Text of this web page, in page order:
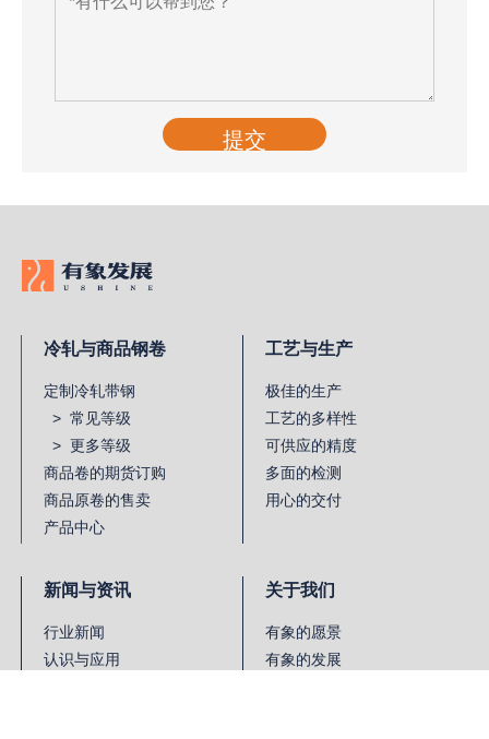
提交
冷轧与商品钢卷
定制冷轧带钢
> 常见等级
> 更多等级
商品卷的期货订购
商品原卷的售卖
产品中心
工艺与生产
极佳的生产
工艺的多样性
可供应的精度
多面的检测
用心的交付
新闻与资讯
行业新闻
认识与应用
关于我们
有象的愿景
有象的发展